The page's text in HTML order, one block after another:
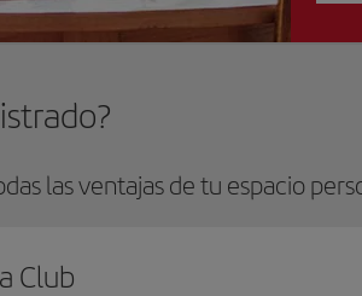
las ventajas de tu espacio
Club